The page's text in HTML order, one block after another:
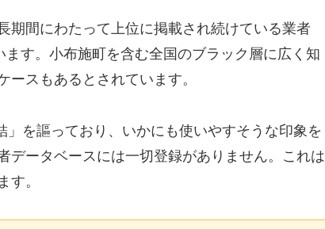
期間にわたって上位に掲載され続けている業者
す。小布施町を含む全国のブラック層に広く知
ースもあるとされています。
を謳っており、いかにも使いやすそうな印象を
データベースには一切登録がありません。これは
す。